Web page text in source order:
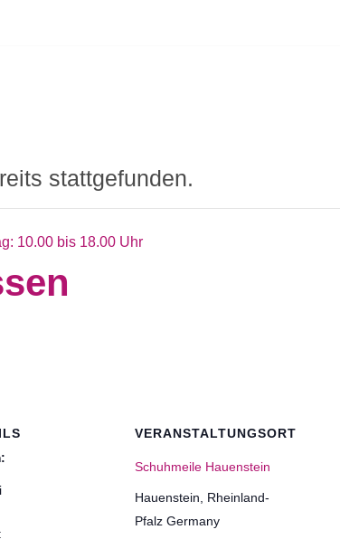
stattgefunden.
10.00 bis 18.00 Uhr
VERANSTALTUNGSORT
Schuhmeile Hauenstein
Hauenstein
Rheinland-
Pfalz Germany